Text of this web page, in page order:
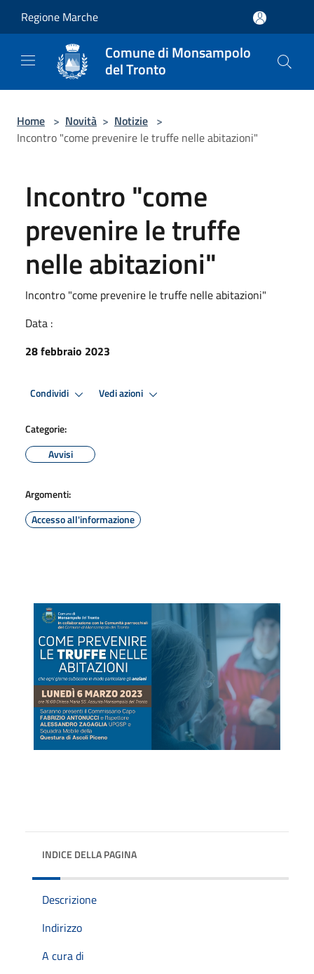
Regione Marche
Comune di Monsampolo
del Tronto
Home > Novità > Notizie >
Incontro "come prevenire le truffe nelle abitazioni"
Incontro "come
prevenire le truffe
nelle abitazioni"
Incontro "come prevenire le truffe nelle abitazioni"
Data :
28 febbraio 2023
Condividi Vedi azioni
Categorie:
Avvisi
Argomenti:
Accesso all'informazione
INDICE DELLA PAGINA
Descrizione
Indirizzo
A cura di